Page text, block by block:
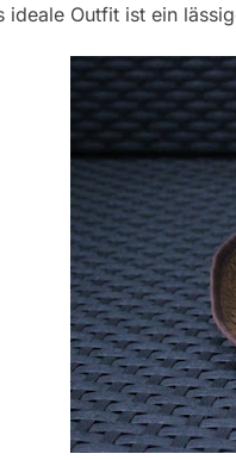
ideale Outfit ist ein